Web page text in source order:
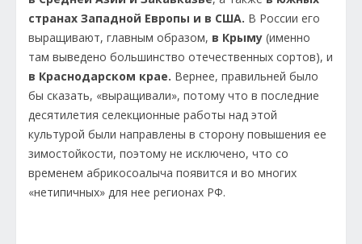
странах Западной Европы и в США. В России его
выращивают, главным образом, в Крыму (именно
там выведено большинство отечественных сортов), и
в Краснодарском крае. Вернее, правильней было
бы сказать, «выращивали», потому что в последние
десятилетия селекционные работы над этой
культурой были направлены в сторону повышения ее
зимостойкости, поэтому не исключено, что со
временем абрикосоалыча появится и во многих
«нетипичных» для нее регионах РФ.